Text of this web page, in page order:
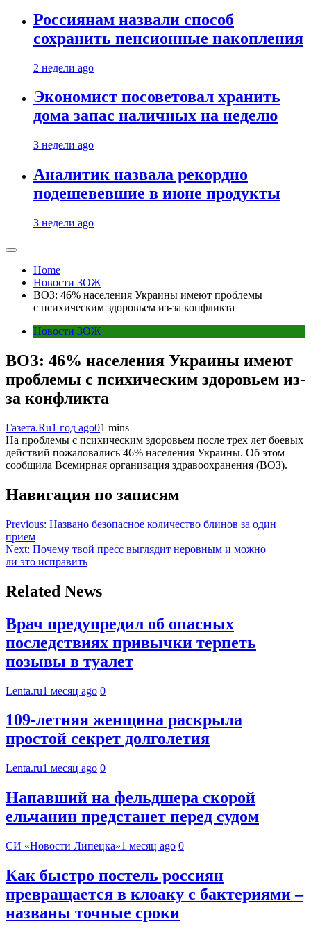
Россиянам назвали способ
сохранить пенсионные накопления
2 недели ago
Экономист посоветовал хранить
дома запас наличных на неделю
3 недели ago
Аналитик назвала рекордно
подешевевшие в июне продукты
3 недели ago
Home
Новости ЗОЖ
ВОЗ: 46% населения Украины имеют проблемы
с психическим здоровьем из-за конфликта
Новости ЗОЖ
ВОЗ: 46% населения Украины имеют
проблемы с психическим здоровьем из-
за конфликта
Газета.Ru1 год ago01 mins
На проблемы с психическим здоровьем после трех лет боевых
действий пожаловались 46% населения Украины. Об этом
сообщила Всемирная организация здравоохранения (ВОЗ).
Навигация по записям
Previous: Названо безопасное количество блинов за один
прием
Next: Почему твой пресс выглядит неровным и можно
ли это исправить
Related News
Врач предупредил об опасных
последствиях привычки терпеть
позывы в туалет
Lenta.ru1 месяц ago 0
109-летняя женщина раскрыла
простой секрет долголетия
Lenta.ru1 месяц ago 0
Напавший на фельдшера скорой
ельчанин предстанет перед судом
СИ «Новости Липецка»1 месяц ago 0
Как быстро постель россиян
превращается в клоаку с бактериями –
названы точные сроки